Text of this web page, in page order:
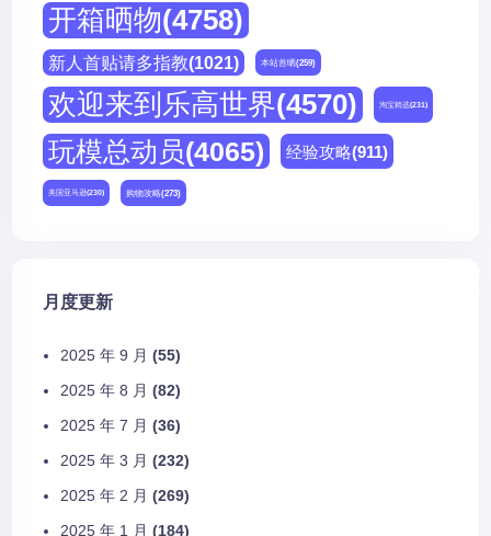
开箱晒物(4758)
新人首贴请多指教(1021) 本站首晒(259)
欢迎来到乐高世界(4570) 淘宝精选(231)
玩模总动员(4065) 经验攻略(911)
美国亚马逊(230) 购物攻略(273)
月度更新
2025 年 9 月 (55)
2025 年 8 月 (82)
2025 年 7 月 (36)
2025 年 3 月 (232)
2025 年 2 月 (269)
2025 年 1 月 (184)